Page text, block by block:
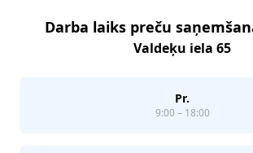
Darba laiks preču
Valdeķu iela 65
Pr.
9:00 – 18:00